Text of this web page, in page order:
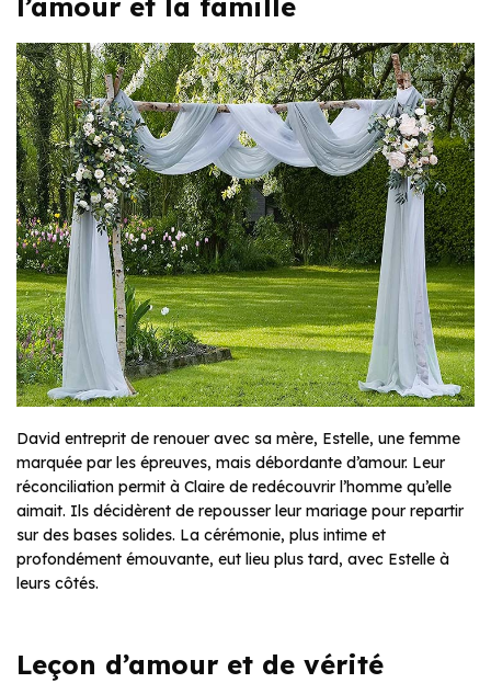
David entreprit de renouer avec sa mère, Estelle, une femme
marquée par les épreuves, mais débordante d’amour. Leur
réconciliation permit à Claire de redécouvrir l’homme qu’elle
aimait. Ils décidèrent de repousser leur mariage pour repartir
sur des bases solides. La cérémonie, plus intime et
profondément émouvante, eut lieu plus tard, avec Estelle à
leurs côtés.
Leçon d’amour et de vérité